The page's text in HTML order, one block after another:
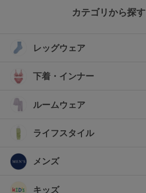
カテゴリから探す
レッグウェア
下着・インナー
ルームウェア
ライフスタイル
メンズ
キッズ